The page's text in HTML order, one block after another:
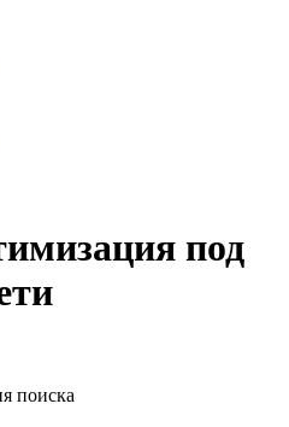
под
поиска